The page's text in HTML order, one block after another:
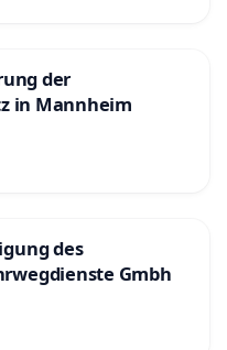
Luzern
Grossrätin
wohnhaft in
Zürich
und Autorin
Weggis
der
in Mannheim
des
Gmbh